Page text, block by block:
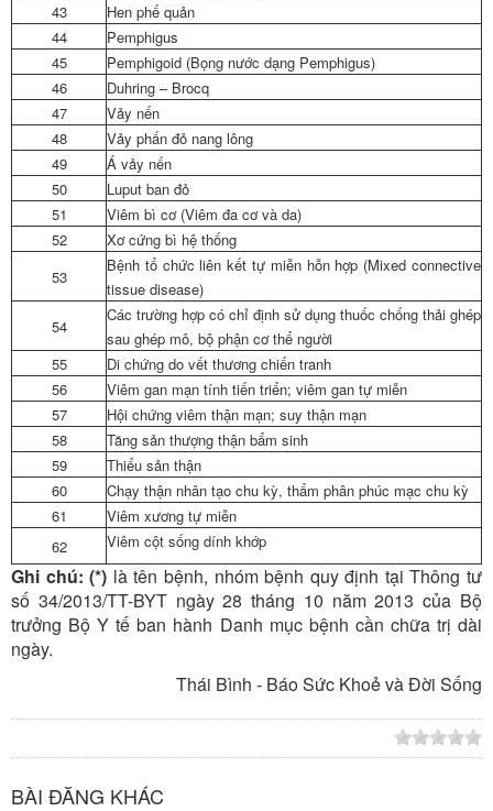
43
Hen phế quản
44
Pemphigus
45
Pemphigoid (Bọng nước dạng Pemphigus)
46
Duhring – Brocq
47
Vảy nến
48
Vảy phấn đỏ nang lông
49
Á vảy nến
50
Luput ban đỏ
51
Viêm bì cơ (Viêm đa cơ và da)
52
Xơ cứng bì hệ thống
53
Bệnh tổ chức liên kết tự miễn hỗn hợp (Mixed connective
tissue disease)
54
Các trường hợp có chỉ định sử dụng thuốc chống thải ghép
sau ghép mô, bộ phận cơ thể người
55
Di chứng do vết thương chiến tranh
56
Viêm gan mạn tính tiến triển; viêm gan tự miễn
57
Hội chứng viêm thận mạn; suy thận mạn
58
Tăng sản thượng thận bẩm sinh
59
Thiểu sản thận
60
Chạy thận nhân tạo chu kỳ, thẩm phân phúc mạc chu kỳ
61
Viêm xương tự miễn
62
Viêm cột sống dính khớp
Ghi chú: (*) là tên bệnh, nhóm bệnh quy định tại Thông tư
số 34/2013/TT-BYT ngày 28 tháng 10 năm 2013 của Bộ
trưởng Bộ Y tế ban hành Danh mục bệnh cần chữa trị dài
ngày.
Thái Bình - Báo Sức Khoẻ và Đời Sống
BÀI ĐĂNG KHÁC